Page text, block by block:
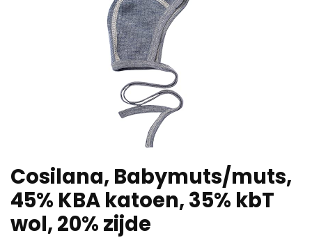
Cosilana, Babymuts/muts,
45% KBA katoen, 35% kbT
wol, 20% zijde